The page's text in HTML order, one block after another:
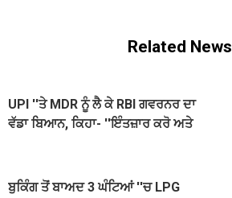
Related News
UPI ''ਤੇ MDR ਨੂੰ ਲੈ ਕੇ RBI ਗਵਰਨਰ ਦਾ
ਵੱਡਾ ਬਿਆਨ, ਕਿਹਾ- ''ਇੰਤਜ਼ਾਰ ਕਰੋ ਅਤੇ
ਬੁਕਿੰਗ ਤੋਂ ਬਾਅਦ 3 ਘੰਟਿਆਂ ''ਚ LPG